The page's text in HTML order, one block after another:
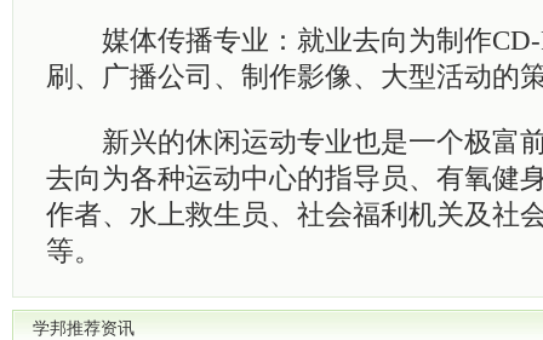
媒体传播专业：就业去向为制作CD-
刷、广播公司、制作影像、大型活动
新兴的休闲运动专业也是一个极富
去向为各种运动中心的指导员、有氧健
作者、水上救生员、社会福利机关及社
等。
学邦推荐资讯